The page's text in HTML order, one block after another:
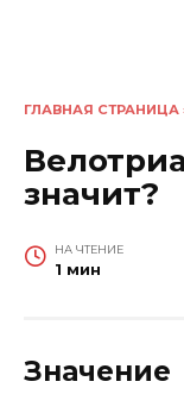
ГЛАВНАЯ СТРАНИЦА
значит?
НА ЧТЕНИЕ
1 мин
Значение